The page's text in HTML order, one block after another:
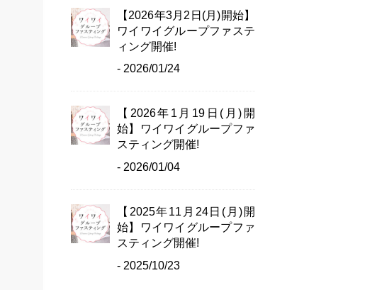
【2026年3月2日(月)開始】
ワイワイグループファステ
ィング開催!
- 2026/01/24
【2026年1月19日(月)開
始】ワイワイグループファ
スティング開催!
- 2026/01/04
【2025年11月24日(月)開
始】ワイワイグループファ
スティング開催!
- 2025/10/23